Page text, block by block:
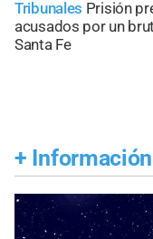
Tribunales Prisión
acusados por un
Santa Fe
+ Información